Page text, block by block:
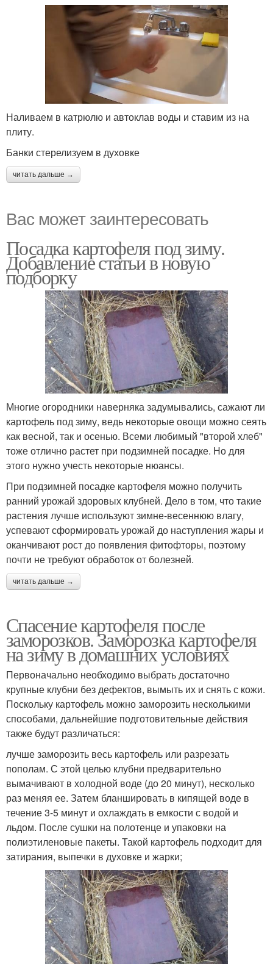
Наливаем в катрюлю и автоклав воды и ставим из на
плиту.
Банки стерелизуем в духовке
читать дальше →
Вас может заинтересовать
Посадка картофеля под зиму.
Добавление статьи в новую
подборку
Многие огородники наверняка задумывались, сажают ли
картофель под зиму, ведь некоторые овощи можно сеять
как весной, так и осенью. Всеми любимый "второй хлеб"
тоже отлично растет при подзимней посадке. Но для
этого нужно учесть некоторые нюансы.
При подзимней посадке картофеля можно получить
ранний урожай здоровых клубней. Дело в том, что такие
растения лучше используют зимне-весеннюю влагу,
успевают сформировать урожай до наступления жары и
оканчивают рост до появления фитофторы, поэтому
почти не требуют обработок от болезней.
читать дальше →
Спасение картофеля после
заморозков. Заморозка картофеля
на зиму в домашних условиях
Первоначально необходимо выбрать достаточно
крупные клубни без дефектов, вымыть их и снять с кожи.
Поскольку картофель можно заморозить несколькими
способами, дальнейшие подготовительные действия
также будут различаться:
лучше заморозить весь картофель или разрезать
пополам. С этой целью клубни предварительно
вымачивают в холодной воде (до 20 минут), несколько
раз меняя ее. Затем бланшировать в кипящей воде в
течение 3-5 минут и охлаждать в емкости с водой и
льдом. После сушки на полотенце и упаковки на
полиэтиленовые пакеты. Такой картофель подходит для
затирания, выпечки в духовке и жарки;